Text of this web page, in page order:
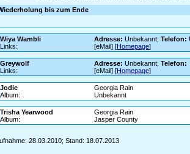
bis zum Ende
Wiya Wambli Adresse: Unbekannt;Telefon:
Links:
[eMail] [Homepage]
Greywolf Adresse: Unbekannt;Telefon:
Links:
[eMail] [Homepage]
Jodie
Georgia Rain
Album:
Unbekannt
Trisha Yearwood
Georgia Rain
Album:
Jasper County
28.03.2010; Stand: 18.07.2013